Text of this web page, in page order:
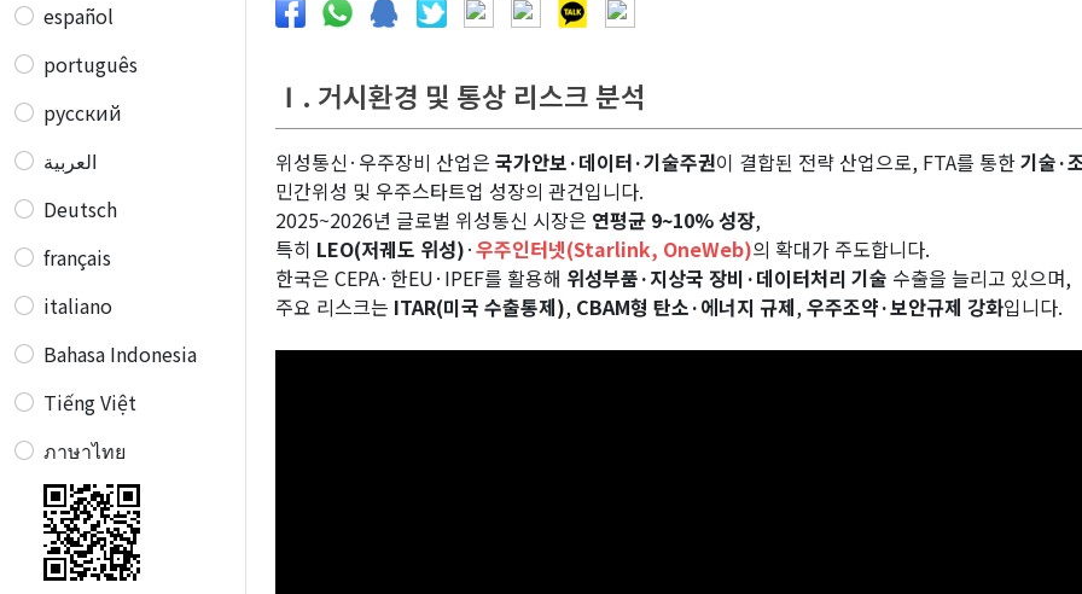
español
português
русский
العربية
Deutsch
français
italiano
Bahasa Indonesia
Tiếng Việt
ภาษาไทย
Ⅰ. 거시환경 및 통상 리스크 분석
위성통신·우주장비 산업은국가안보·데이터·기술주권이 결합된 전략 산업으로, FTA를 통한기술·
민간위성 및 우주스타트업 성장의 관건입니다.
2025~2026년 글로벌 위성통신 시장은 연평균 9~10% 성장,
특히 LEO(저궤도 위성)·우주인터넷(Starlink, OneWeb)의 확대가 주도합니다.
한국은 CEPA·한EU·IPEF를 활용해 위성부품·지상국 장비·데이터처리 기술 수출을 늘리고 있으며,
주요 리스크는 ITAR(미국 수출통제), CBAM형 탄소·에너지 규제,우주조약·보안규제 강화입니다.